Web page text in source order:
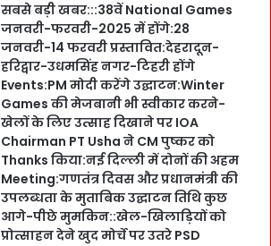
सबसे बड़ी खबर:::38वें National Games
जनवरी-फरवरी-2025 में होंगे:28
जनवरी-14 फरवरी प्रस्तावित:देहरादून-
हरिद्वार-उधमसिंह नगर-टिहरी होंगे
Events:PM मोदी करेंगे उद्घाटन:Winter
Games की मेजबानी भी स्वीकार करने-
खेलों के लिए उत्साह दिखाने पर IOA
Chairman PT Usha ने CM पुष्कर को
Thanks किया:नई दिल्ली में दोनों की अहम
Meeting:गणतंत्र दिवस और प्रधानमंत्री की
उपलब्धता के मुताबिक उद्घाटन तिथि कुछ
आगे-पीछे मुमकिन::खेल-खिलाड़ियों को
प्रोत्साहन देने खुद मोर्चे पर उतरे PSD